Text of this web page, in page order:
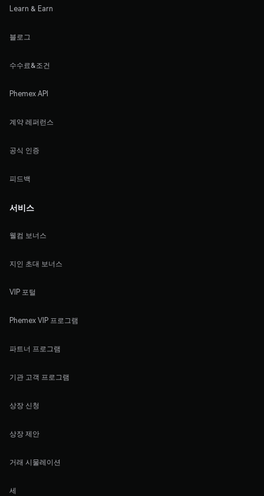
Learn & Earn
블로그
수수료&조건
Phemex API
계약 레퍼런스
공식 인증
피드백
서비스
웰컴 보너스
지인 초대 보너스
VIP 포털
Phemex VIP 프로그램
파트너 프로그램
기관 고객 프로그램
상장 신청
상장 제안
거래 시물레이션
세